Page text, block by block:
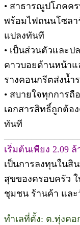
• สาธารณูปโภคค
พร้อมไฟถนนโซลา
แปลงทันที
• เป็นส่วนตัวและ
คาวบอยด้านหน้าแ
รางคอนกรีตส่งน้ำ
• สบายใจทุกการ
เอกสารสิทธิ์ถูกต้อ
ทันที
เริ่มต้นเพียง 2.09
เป็นการลงทุนในสิ
สุขของครอบครัว
ชุมชน ร้านค้า และ
ทำเลที่ตั้ง: ต.ทุ่งค